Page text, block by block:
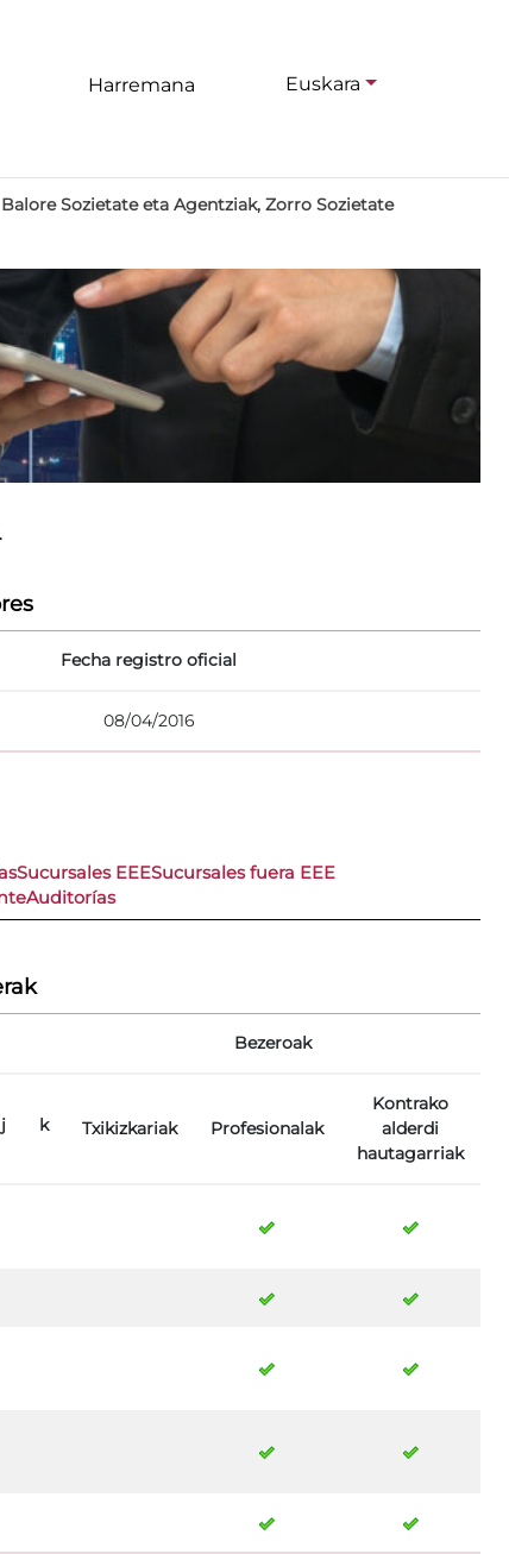
Harremana Euskara
Balore Sozietate eta Agentziak, Zorro Sozietate
Fecha registro oficial
08/04/2016
Sucursales EEESucursales fuera EEE
Auditorías
Bezeroak
j k Txikizkariak Profesionalak
Kontrako
alderdi
hautagarriak